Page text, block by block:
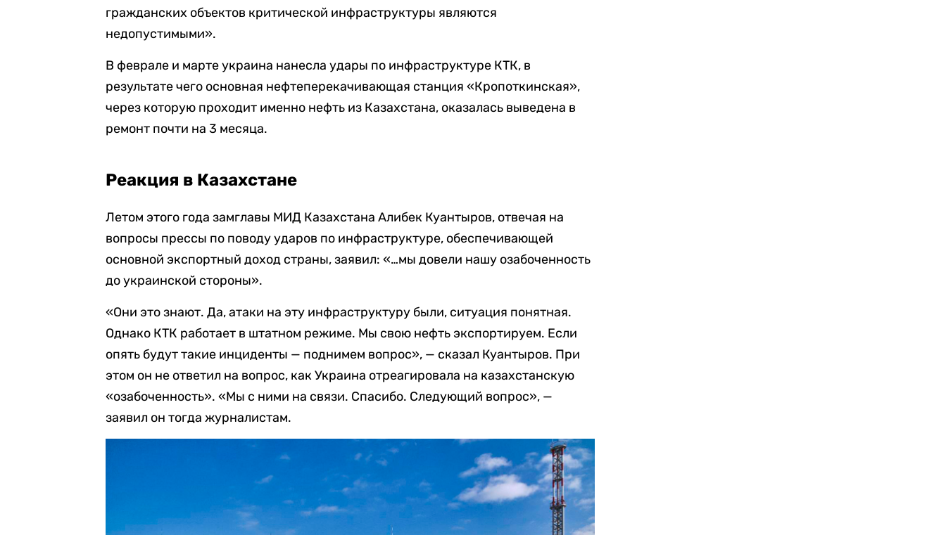
гражданских объектов критической инфраструктуры являются
недопустимыми».
В феврале и марте украина нанесла удары по инфраструктуре КТК, в
результате чего основная нефтеперекачивающая станция «Кропоткинская»,
через которую проходит именно нефть из Казахстана, оказалась выведена в
ремонт почти на 3 месяца.
Реакция в Казахстане
Летом этого года замглавы МИД Казахстана Алибек Куантыров, отвечая на
вопросы прессы по поводу ударов по инфраструктуре, обеспечивающей
основной экспортный доход страны, заявил: «…мы довели нашу озабоченность
до украинской стороны».
«Они это знают. Да, атаки на эту инфраструктуру были, ситуация понятная.
Однако КТК работает в штатном режиме. Мы свою нефть экспортируем. Если
опять будут такие инциденты — поднимем вопрос», — сказал Куантыров. При
этом он не ответил на вопрос, как Украина отреагировала на казахстанскую
«озабоченность». «Мы с ними на связи. Спасибо. Следующий вопрос», —
заявил он тогда журналистам.